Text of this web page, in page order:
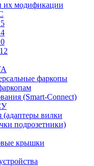
модификации
фаркопы
(Smart-Connect)
(адаптеры вилки
подрозетники)
крышки